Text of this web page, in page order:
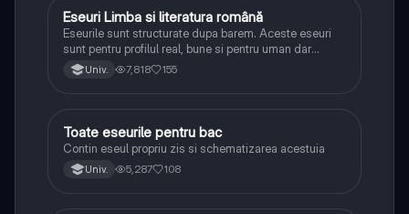
Limba și literatura română
Eseuri Limba si literatura română
Eseurile sunt structurate dupa barem. Aceste eseuri
sunt pentru profilul real, bune si pentru uman dar
lipsesc relatiile dintre personaje si caracrerizarile.
Univ. 7,818 155
Limba și literatura română
Toate eseurile pentru bac
Contin eseul propriu zis si schematizarea acestuia
Univ. 5,287 108